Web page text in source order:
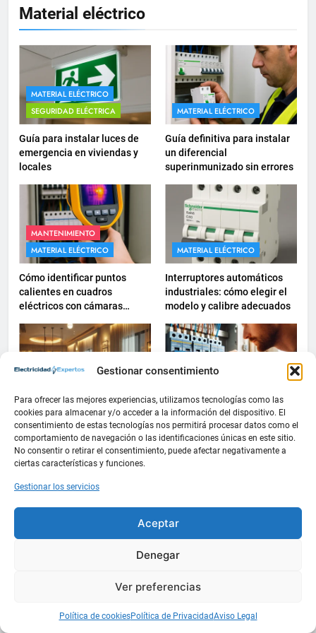
Gestionar consentimiento
Para ofrecer las mejores experiencias, utilizamos tecnologías como las
cookies para almacenar y/o acceder a la información del dispositivo. El
consentimiento de estas tecnologías nos permitirá procesar datos como el
comportamiento de navegación o las identificaciones únicas en este sitio.
No consentir o retirar el consentimiento, puede afectar negativamente a
ciertas características y funciones.
Gestionar los servicios
Aceptar
Denegar
Ver preferencias
Política de cookiesPolítica de PrivacidadAviso Legal
Material eléctrico
MATERIAL ELÉCTRICO
SEGURIDAD ELÉCTRICA
Guía para instalar luces de
emergencia en viviendas y
locales
MATERIAL ELÉCTRICO
Guía definitiva para instalar
un diferencial
superinmunizado sin errores
MANTENIMIENTO
MATERIAL ELÉCTRICO
Cómo identificar puntos
calientes en cuadros
eléctricos con cámaras
MATERIAL ELÉCTRICO
Interruptores automáticos
industriales: cómo elegir el
modelo y calibre adecuados
DOMÓTICA
Cómo seleccionar la mejor
bombilla inteligente para tu
hogar
INSTALACIONES ELÉCTRICAS
Cómo instalar un
magnetotérmico doble para
circuitos monofásicos
Instalaciones
Cómo instalar tomas de
corriente para
electrodomésticos empotrados
INSTALACIONES ELÉCTRICAS
16
¿Qué es el circuito C2 y para qué
se utiliza según el REBT?
INSTALACIONES ELÉCTRICAS
Cómo diseñar un sistema
eléctrico para pequeños
INSTALACIONES ELÉCTRICAS
18
Cómo realizar un proyecto de
instalación eléctrica en casa.
INSTALACIONES ELÉCTRICAS
1
instalaciones eléctricas en
oficinas
INSTALACIONES ELÉCTRICAS
2
instalaciones eléctricas en